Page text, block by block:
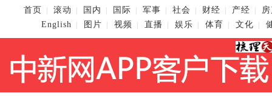
首页 滚动 国内 国际 军事 社会 财经 产经
English
图片 视频 直播 娱乐 体育 文化